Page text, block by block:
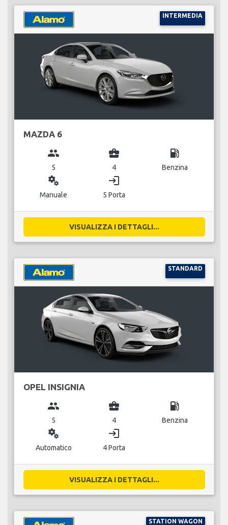
INTERMEDIA
MAZDA 6
group
5
business_center
4
local_gas_station
Benzina
miscellaneous_services
Manuale
login
5 Porta
VISUALIZZA I DETTAGLI...
STANDARD
OPEL INSIGNIA
group
5
business_center
4
local_gas_station
Benzina
miscellaneous_services
Automatico
login
4 Porta
VISUALIZZA I DETTAGLI...
STATION WAGON